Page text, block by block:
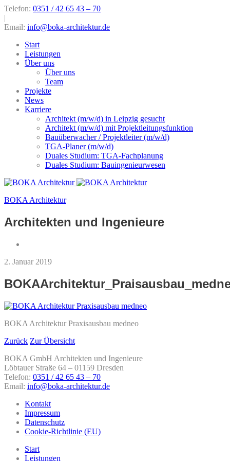
Telefon: 0351 / 42 65 43 – 70
|
Email: info@boka-architektur.de
Start
Leistungen
Über uns
Über uns
Team
Projekte
News
Karriere
Architekt (m/w/d) in Leipzig gesucht
Architekt (m/w/d) mit Projektleitungsfunktion
Bauüberwacher / Projektleiter (m/w/d)
TGA-Planer (m/w/d)
Duales Studium: TGA-Fachplanung
Duales Studium: Bauingenieurwesen
BOKA Architektur
Architekten und Ingenieure
2. Januar 2019
BOKA Architektur Praxisausbau medneo
Zurück Zur Übersicht
BOKA GmbH Architekten und Ingenieure
Löbtauer Straße 64 – 01159 Dresden
Telefon: 0351 / 42 65 43 – 70
Email: info@boka-architektur.de
Kontakt
Impressum
Datenschutz
Cookie-Richtlinie (EU)
Start
Leistungen